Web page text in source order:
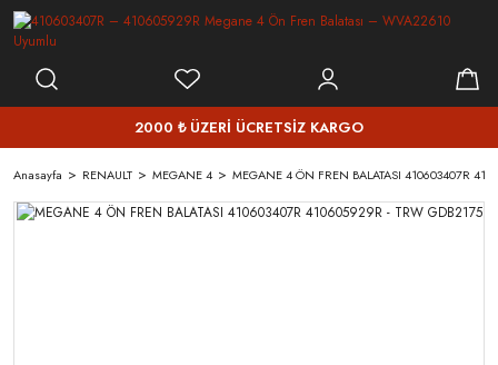
2000 ₺ ÜZERİ ÜCRETSİZ KARGO
Anasayfa RENAULT MEGANE 4 MEGANE 4 ÖN FREN BALATASI 410603407R